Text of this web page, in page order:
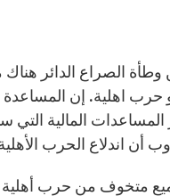
الصراع الدائر
المالية التي
متخوف من حرب